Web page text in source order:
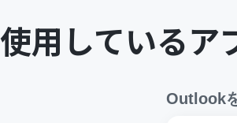
使用しているア
Outlook